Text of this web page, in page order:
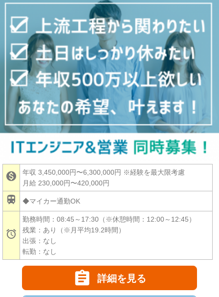
 年収 3,450,000円〜6,300,000円 ※経験を最大限考慮
月給 230,000円〜420,000円
 ◆マイカー通勤OK

勤務時間：08:45～17:30（※休憩時間：12:00～12:45）
残業：あり（※月平均19.2時間）
出張：なし
転勤：なし
 詳細を見る